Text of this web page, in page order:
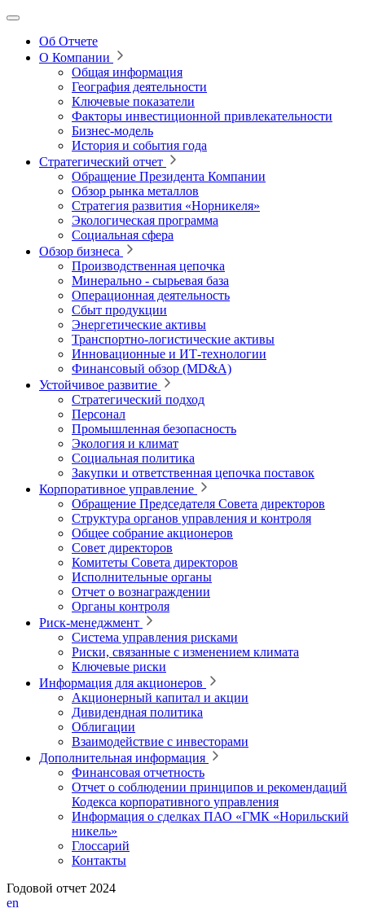
Об Отчете
О Компании
Общая информация
География деятельности
Ключевые показатели
Факторы инвестиционной привлекательности
Бизнес-модель
История и события года
Стратегический отчет
Обращение Президента Компании
Обзор рынка металлов
Стратегия развития «Норникеля»
Экологическая программа
Социальная сфера
Обзор бизнеса
Производственная цепочка
Минерально ‑ сырьевая база
Операционная деятельность
Сбыт продукции
Энергетические активы
Транспортно-логистические активы
Инновационные и ИТ‑технологии
Финансовый обзор (MD&A)
Устойчивое развитие
Стратегический подход
Персонал
Промышленная безопасность
Экология и климат
Социальная политика
Закупки и ответственная цепочка поставок
Корпоративное управление
Обращение Председателя Совета директоров
Структура органов управления и контроля
Общее собрание акционеров
Совет директоров
Комитеты Совета директоров
Исполнительные органы
Отчет о вознаграждении
Органы контроля
Риск-менеджмент
Система управления рисками
Риски, связанные с изменением климата
Ключевые риски
Информация для акционеров
Акционерный капитал и акции
Дивидендная политика
Облигации
Взаимодействие с инвесторами
Дополнительная информация
Финансовая отчетность
Отчет о соблюдении принципов и рекомендаций
Кодекса корпоративного управления
Информация о сделках ПАО «ГМК «Норильский
никель»
Глоссарий
Контакты
Годовой отчет 2024
en